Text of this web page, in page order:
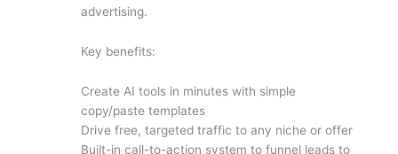
advertising.
Key benefits:
Create AI tools in minutes with simple
copy/paste templates
Drive free, targeted traffic to any niche or offer
Built-in call-to-action system to funnel leads to